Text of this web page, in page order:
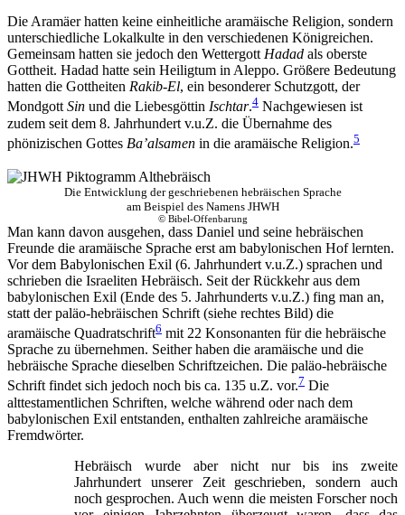
Die Aramäer hatten keine einheitliche aramäische Religion, sondern
unterschiedliche Lokalkulte in den verschiedenen Königreichen.
Gemeinsam hatten sie jedoch den Wettergott Hadad als oberste
Gottheit. Hadad hatte sein Heiligtum in Aleppo. Größere Bedeutung
hatten die Gottheiten Rakib-El, ein besonderer Schutzgott, der
MondgottSin und die Liebesgöttin Ischtar.4 Nachgewiesen ist
zudem seit dem 8. Jahrhundert v.u.Z. die Übernahme des
phönizischen Gottes Ba’alsamen in die aramäische Religion.5
Die Entwicklung der geschriebenen hebräischen Sprache
am Beispiel des Namens JHWH
© Bibel-Offenbarung
Man kann davon ausgehen, dass Daniel und seine hebräischen
Freunde die aramäische Sprache erst am babylonischen Hof lernten.
Vor dem Babylonischen Exil (6. Jahrhundert v.u.Z.) sprachen und
schrieben die Israeliten Hebräisch. Seit der Rückkehr aus dem
babylonischen Exil (Ende des 5. Jahrhunderts v.u.Z.) fing man an,
statt der paläo-hebräischen Schrift (siehe rechtes Bild) die
aramäische Quadratschrift6 mit 22 Konsonanten für die hebräische
Sprache zu übernehmen. Seither haben die aramäische und die
hebräische Sprache dieselben Schriftzeichen. Die paläo-hebräische
Schrift findet sich jedoch noch bis ca. 135 u.Z. vor.7 Die
alttestamentlichen Schriften, welche während oder nach dem
babylonischen Exil entstanden, enthalten zahlreiche aramäische
Fremdwörter.
Hebräisch wurde aber nicht nur bis ins zweite
Jahrhundert unserer Zeit geschrieben, sondern auch
noch gesprochen. Auch wenn die meisten Forscher noch